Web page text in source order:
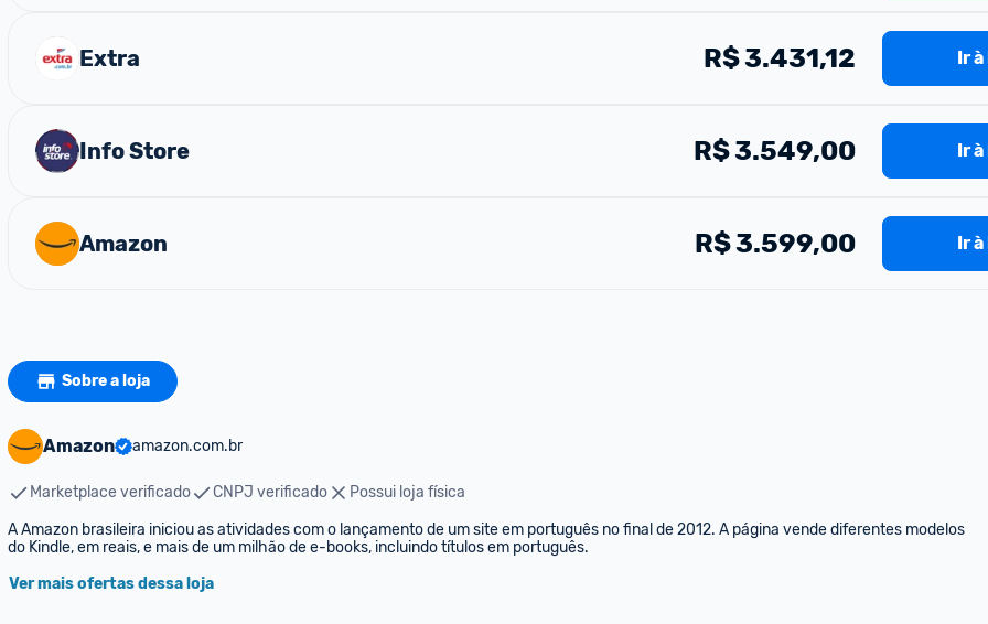
Extra R$3.431,12 Ir
Info Store R$3.549,00 Ir
Amazon R$3.599,00 Ir
Sobre a loja
Amazon amazon.com.br
Marketplace verificado CNPJ verificado
Possui loja física
A Amazon brasileira iniciou as atividades com o lançamento de um site em português no final de 2012. A página vende diferentes modelos
do Kindle, em reais, e mais de um milhão de e-books, incluindo títulos em português.
Ver mais ofertas dessa loja